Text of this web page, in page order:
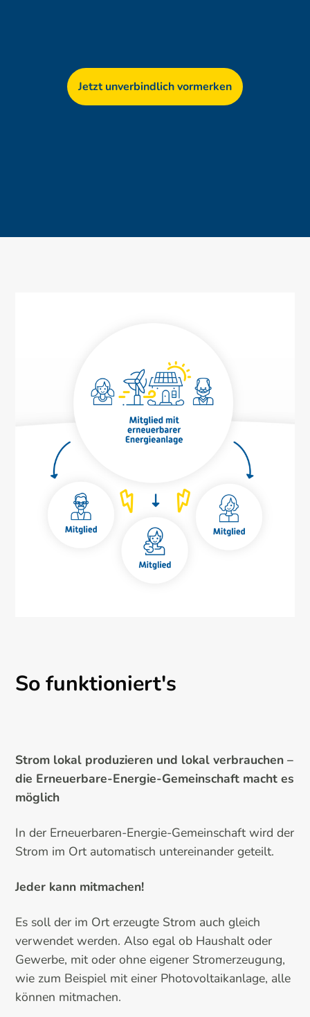
Jetzt unverbindlich vormerken
So funktioniert's
Strom lokal produzieren und lokal verbrauchen –
die Erneuerbare-Energie-Gemeinschaft macht es
möglich
In der Erneuerbaren-Energie-Gemeinschaft wird der
Strom im Ort automatisch untereinander geteilt.
Jeder kann mitmachen!
Es soll der im Ort erzeugte Strom auch gleich
verwendet werden. Also egal ob Haushalt oder
Gewerbe, mit oder ohne eigener Stromerzeugung,
wie zum Beispiel mit einer Photovoltaikanlage, alle
können mitmachen.